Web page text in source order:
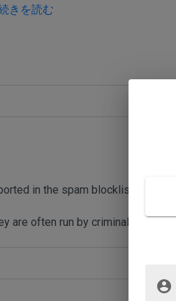
きを読む
in the spam blocklist
are often run by criminals who